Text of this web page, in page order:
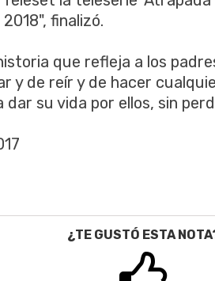
finalizó.
que refleja a los
y de reír y de hacer
su vida por ellos, sin
¿TE GUSTÓ ESTA